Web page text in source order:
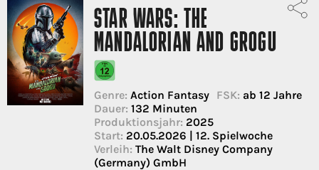
STAR WARS: THE
MANDALORIAN AND GROGU
Genre: Action Fantasy FSK: ab 12 Jahre
Dauer: 132 Minuten
Produktionsjahr: 2025
Start: 20.05.2026 | 12. Spielwoche
Verleih: The Walt Disney Company
(Germany) GmbH